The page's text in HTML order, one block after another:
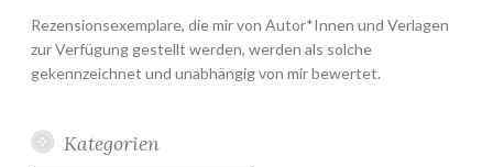
Rezensionsexemplare, die mir von Autor*Innen und Verlagen
zur Verfügung gestellt werden, werden als solche
gekennzeichnet und unabhängig von mir bewertet.
Kategorien